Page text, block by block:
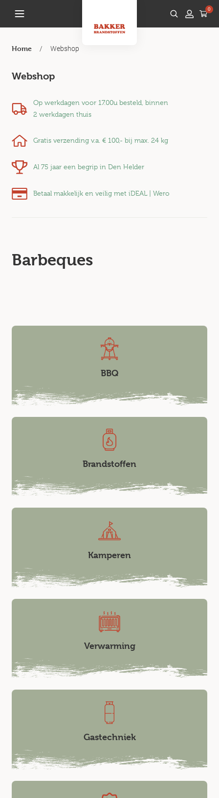
0
Home / Webshop
Webshop
Op werkdagen voor 17.00u besteld, binnen
2 werkdagen thuis
Gratis verzending v.a. € 100,- bij max. 24 kg
Al 75 jaar een begrip in Den Helder
Betaal makkelijk en veilig met iDEAL | Wero
Barbeques
BBQ
Brandstoffen
Kamperen
Verwarming
Gastechniek